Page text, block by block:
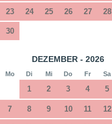
23 24 25 26 27 28
30
DEZEMBER - 2026
Mo Di Mi Do Fr Sa
1 2 3 4 5
7 8 9 10 11 12